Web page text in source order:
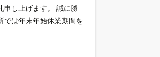
申し上げます。 誠に勝
では年末年始休業期間を